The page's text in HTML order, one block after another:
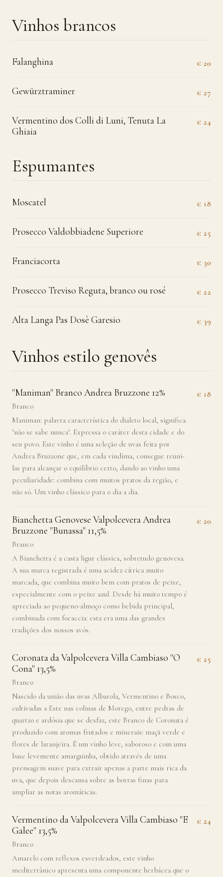
Vinhos brancos
Falanghina € 20
Gewürztraminer € 27
Vermentino dos Colli di Luni, Tenuta La
Ghiaia
€ 24
Espumantes
Moscatel € 18
Prosecco Valdobbiadene Superiore € 25
Franciacorta € 30
Prosecco Treviso Reguta, branco ou rosé € 22
Alta Langa Pas Dosè Garesio € 39
Vinhos estilo genovês
"Maniman" Branco Andrea Bruzzone 12%
Branco
Maniman: palavra característica do dialeto local, significa
"não se sabe nunca". Expressa o caráter desta cidade e do
seu povo. Este vinho é uma seleção de uvas feita por
Andrea Bruzzone que, em cada vindima, consegue reuni-
las para alcançar o equilíbrio certo, dando ao vinho uma
peculiaridade: combina com muitos pratos da região, e
não só. Um vinho clássico para o dia a dia.
€ 18
Bianchetta Genovese Valpolcevera Andrea
Bruzzone "Bunassa" 11,5%
Branco
A Bianchetta é a casta ligur clássica, sobretudo genovesa.
A sua marca registrada é uma acidez cítrica muito
marcada, que combina muito bem com pratos de peixe,
especialmente com o peixe azul. Desde há muito tempo é
apreciada ao pequeno-almoço como bebida principal,
combinada com focaccia: esta era uma das grandes
tradições dos nossos avós.
€ 20
Coronata da Valpolcevera Villa Cambiaso "O
Cona" 13,5%
Branco
Nascido da união das uvas Albarola, Vermentino e Bosco,
cultivadas a Este nas colinas de Morego, entre pedras de
quartzo e ardósia que se desfaz, este Branco de Coronata é
produzido com aromas frutados e minerais: maçã verde e
flores de laranjeira. É um vinho leve, saboroso e com uma
base levemente amarguinha, obtido através de uma
prensagem suave para extrair apenas a parte mais rica da
uva, que depois descansa sobre as borras finas para
ampliar as notas aromáticas.
€ 25
Vermentino da Valpolcevera Villa Cambiaso "E
Galee" 13,5%
Branco
Amarelo com reflexos esverdeados, este vinho
mediterrânico apresenta uma componente herbácea que o
€ 24